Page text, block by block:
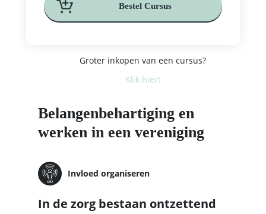
Bestel Cursus
Groter inkopen van een cursus?
Klik hier!
Belangenbehartiging en
werken in een vereniging
Invloed organiseren
In de zorg bestaan ontzettend